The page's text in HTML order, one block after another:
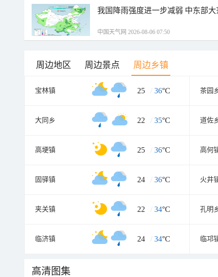
我国降雨强度进一步减弱 中东部
中国天气网 2026-08-06 07:50
周边地区 周边景点 周边乡镇
宝林镇 25 / 36°C 茶园
大同乡 22 / 35°C 道佐
高埂镇 25 / 36°C 高何
固驿镇 24 / 36°C 火井
夹关镇 22 / 34°C 孔明
临济镇 24 / 34°C 临邛
高清图集